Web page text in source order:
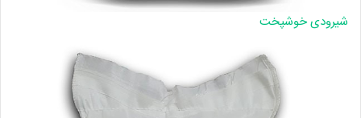
شیرودی خوشپخت